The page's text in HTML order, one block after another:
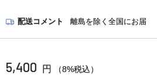
配送コメント 離島を除く全国にお届
5,400 円 （8%税込）